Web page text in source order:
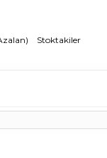
Stoktakiler